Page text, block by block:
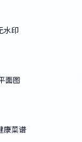
水印
面图
康菜谱